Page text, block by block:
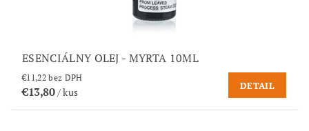
ESENCIÁLNY OLEJ - MYRTA 10ML
€11,22 bez DPH
€13,80/ kus
DETAIL